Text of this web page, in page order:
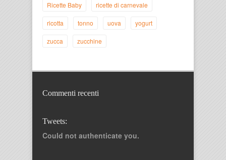
Ricette Baby ricette di carnevale
ricotta tonno uova yogurt
zucca zucchine
Commenti recenti
Tweets:
Could not authenticate you.